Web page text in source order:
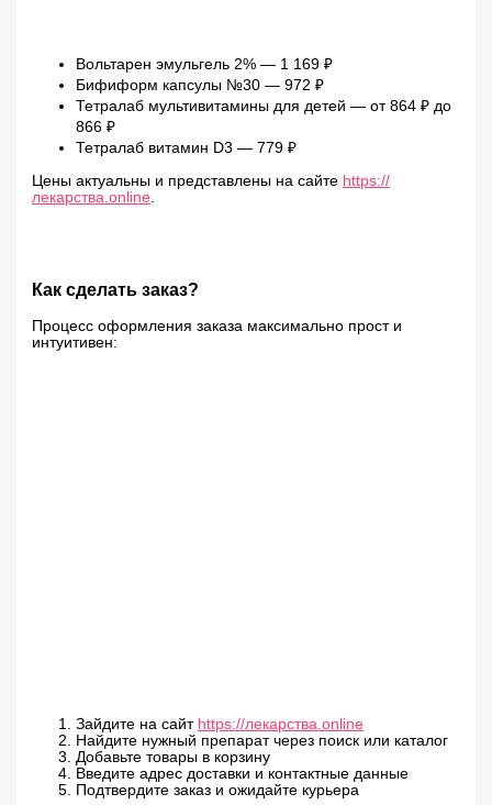
Вольтарен эмульгель 2% — 1 169 ₽
Бифиформ капсулы №30 — 972 ₽
Тетралаб мультивитамины для детей — от 864 ₽ до
866 ₽
Тетралаб витамин D3 — 779 ₽
Цены актуальны и представлены на сайте https://
лекарства.online
Как сделать заказ?
Процесс оформления заказа максимально прост и
интуитивен:
Зайдите на сайт https://лекарства.online
Найдите нужный препарат через поиск или каталог
Добавьте товары в корзину
Введите адрес доставки и контактные данные
Подтвердите заказ и ожидайте курьера